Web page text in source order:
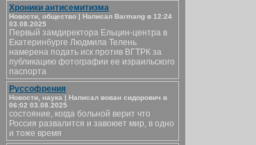
Хроники антисемитизма
Новости, общество | Написал Barmang в 12:24
03.08.2025
Первый замдиректора Ельцин-центра в
Екатеринбурге Людмила Телень
намерена подать иск против ВГТРК за
публикацию фотографии ее израильского
паспорта
Руссофрения
Новости, наука | Написал вован сидорович в
06:02 03.08.2025
состояние, когда больной верит что
Россия развалится и завоюет мир, в одно
и тоже время